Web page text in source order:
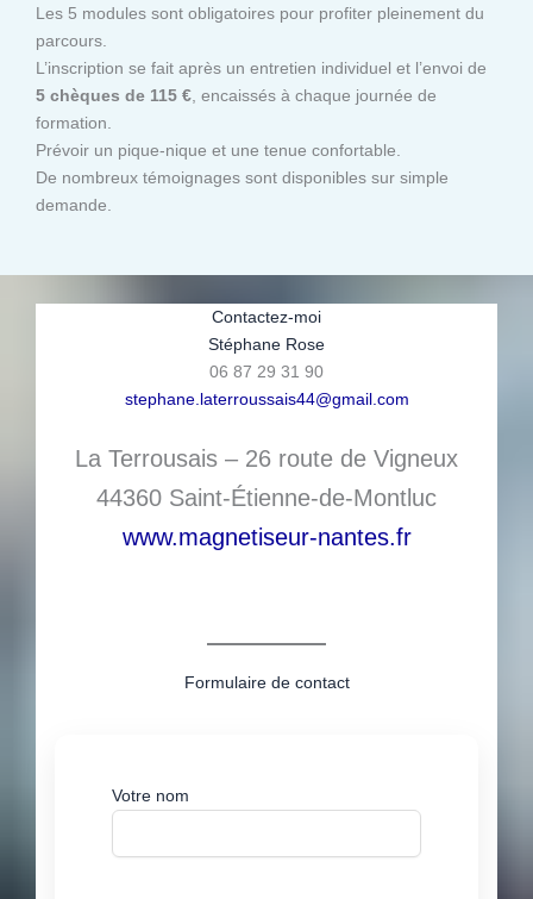
Les 5 modules sont obligatoires pour profiter pleinement du
parcours.
L’inscription se fait après un entretien individuel et l’envoi de
5 chèques de 115 €, encaissés à chaque journée de
formation.
Prévoir un pique-nique et une tenue confortable.
De nombreux témoignages sont disponibles sur simple
demande.
Contactez-moi
Stéphane Rose
06 87 29 31 90
stephane.laterroussais44@gmail.com
La Terrousais – 26 route de Vigneux
44360 Saint-Étienne-de-Montluc
www.magnetiseur-nantes.fr
Formulaire de contact
Votre nom